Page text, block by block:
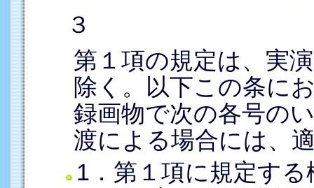
３
第１項の規定は、実
除く。以下この条に
録画物で次の各号の
渡による場合には、
1．第１項に規定す